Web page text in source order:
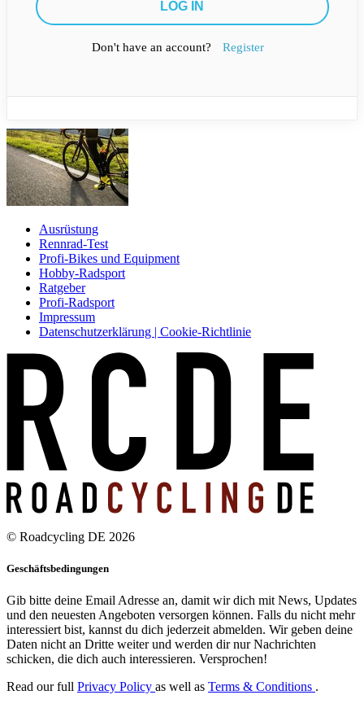
Don't have an account? Register
Ausrüstung
Rennrad-Test
Profi-Bikes und Equipment
Hobby-Radsport
Ratgeber
Profi-Radsport
Impressum
Datenschutzerklärung | Cookie-Richtlinie
© Roadcycling DE 2026
Geschäftsbedingungen
Gib bitte deine Email Adresse an, damit wir dich mit News, Updates
und den neuesten Angeboten versorgen können. Falls du nicht mehr
interessiert bist, kannst du dich jederzeit abmelden. Wir geben deine
Daten nicht an Dritte weiter und werden dir nur Nachrichten
schicken, die dich auch interessieren. Versprochen!
Read our full Privacy Policy as well as Terms & Conditions .